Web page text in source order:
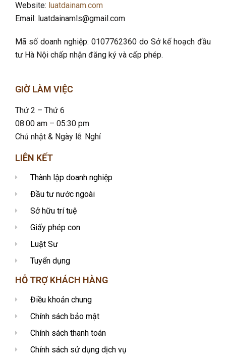
Website: luatdainam.com
Email: luatdainamls@gmail.com
Mã số doanh nghiệp: 0107762360 do Sở kế hoạch đầu
tư Hà Nội chấp nhận đăng ký và cấp phép.
GIỜ LÀM VIỆC
Thứ 2 – Thứ 6
08:00 am – 05:30 pm
Chủ nhật & Ngày lễ: Nghỉ
LIÊN KẾT
Thành lập doanh nghiệp
Đầu tư nước ngoài
Sở hữu trí tuệ
Giấy phép con
Luật Sư
Tuyển dụng
HỖ TRỢ KHÁCH HÀNG
Điều khoản chung
Chính sách bảo mật
Chính sách thanh toán
Chính sách sử dụng dịch vụ